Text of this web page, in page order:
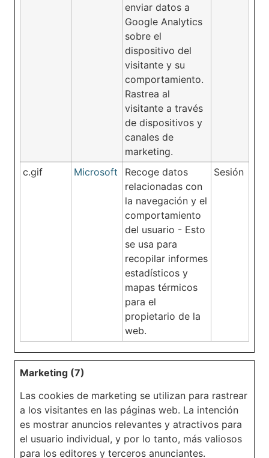
enviar datos a
Google Analytics
sobre el
dispositivo del
visitante y su
comportamiento.
Rastrea al
visitante a través
de dispositivos y
canales de
marketing.
c.gif Microsoft
Recoge datos
relacionadas con
la navegación y el
comportamiento
del usuario - Esto
se usa para
recopilar informes
estadísticos y
mapas térmicos
para el
propietario de la
web.
Sesión
Marketing (7)
Las cookies de marketing se utilizan para rastrear
a los visitantes en las páginas web. La intención
es mostrar anuncios relevantes y atractivos para
el usuario individual, y por lo tanto, más valiosos
para los editores y terceros anunciantes.